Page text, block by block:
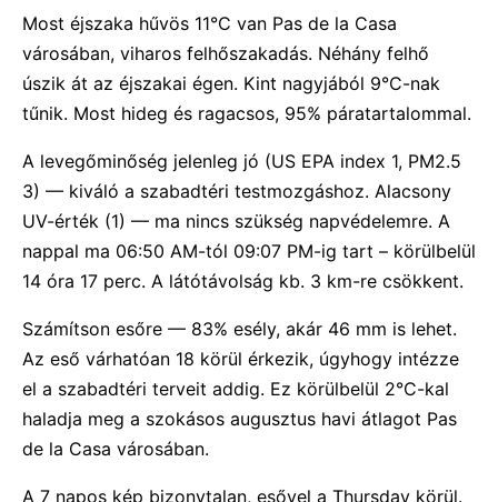
Most éjszaka hűvös 11°C van Pas de la Casa
városában, viharos felhőszakadás. Néhány felhő
úszik át az éjszakai égen. Kint nagyjából 9°C-nak
tűnik. Most hideg és ragacsos, 95% páratartalommal.
A levegőminőség jelenleg jó (US EPA index 1, PM2.5
3) — kiváló a szabadtéri testmozgáshoz. Alacsony
UV-érték (1) — ma nincs szükség napvédelemre. A
nappal ma 06:50 AM-tól 09:07 PM-ig tart – körülbelül
14 óra 17 perc. A látótávolság kb. 3 km-re csökkent.
Számítson esőre — 83% esély, akár 46 mm is lehet.
Az eső várhatóan 18 körül érkezik, úgyhogy intézze
el a szabadtéri terveit addig. Ez körülbelül 2°C-kal
haladja meg a szokásos augusztus havi átlagot Pas
de la Casa városában.
A 7 napos kép bizonytalan, esővel a Thursday körül.